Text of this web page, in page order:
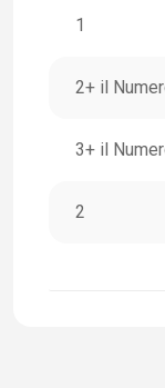
1
2+ il
3+ il
2